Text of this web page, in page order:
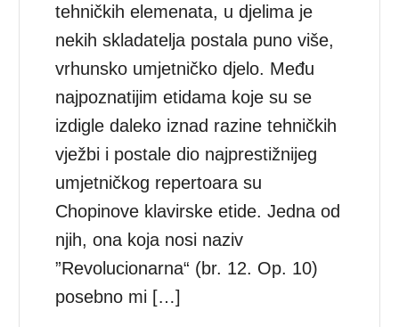
tehničkih elemenata, u djelima je
nekih skladatelja postala puno više,
vrhunsko umjetničko djelo. Među
najpoznatijim etidama koje su se
izdigle daleko iznad razine tehničkih
vježbi i postale dio najprestižnijeg
umjetničkog repertoara su
Chopinove klavirske etide. Jedna od
njih, ona koja nosi naziv
”Revolucionarna“ (br. 12. Op. 10)
posebno mi […]